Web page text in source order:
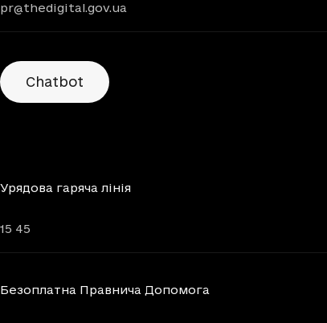
pr@thedigital.gov.ua
Chatbots
Chatbot
Урядова гаряча лінія
15 45
Безоплатна Правнича Допомога